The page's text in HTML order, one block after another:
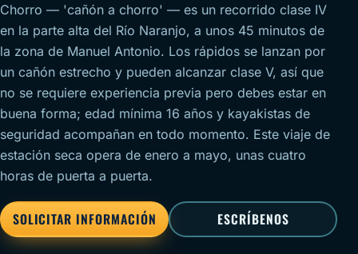
Chorro — 'cañón a chorro' — es un recorrido clase IV
en la parte alta del Río Naranjo, a unos 45 minutos de
la zona de Manuel Antonio. Los rápidos se lanzan por
un cañón estrecho y pueden alcanzar clase V, así que
no se requiere experiencia previa pero debes estar en
buena forma; edad mínima 16 años y kayakistas de
seguridad acompañan en todo momento. Este viaje de
estación seca opera de enero a mayo, unas cuatro
horas de puerta a puerta.
SOLICITAR INFORMACIÓN ESCRÍBENOS